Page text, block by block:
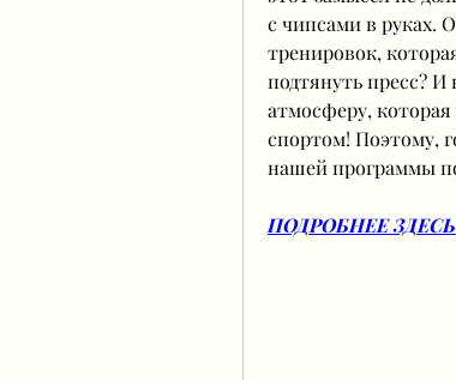
с чипсами в руках.
тренировок,
подтянуть пресс?
атмосферу, которая
спортом! Поэтому,
нашей программы
ПОДРОБНЕЕ ЗДЕСЬ